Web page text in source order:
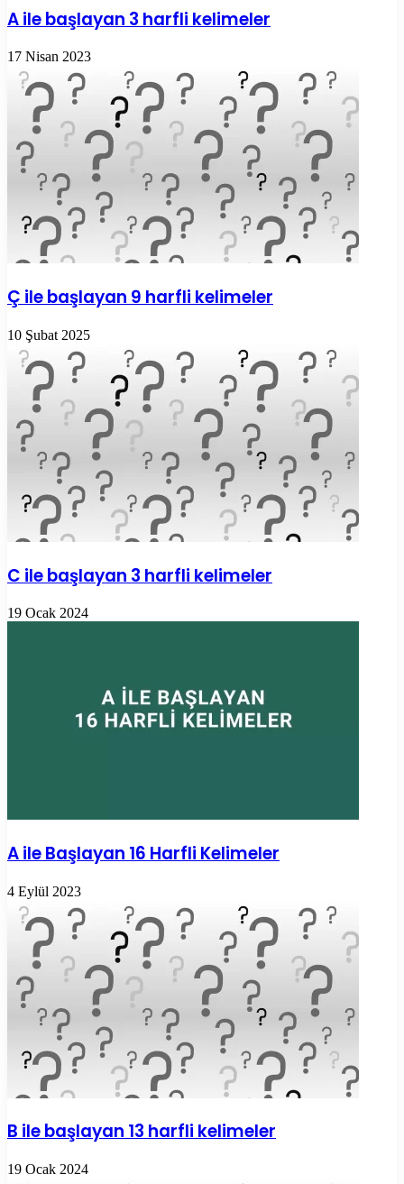
A ile başlayan 3 harfli kelimeler
17 Nisan 2023
Ç ile başlayan 9 harfli kelimeler
10 Şubat 2025
C ile başlayan 3 harfli kelimeler
19 Ocak 2024
A ile Başlayan 16 Harfli Kelimeler
4 Eylül 2023
B ile başlayan 13 harfli kelimeler
19 Ocak 2024